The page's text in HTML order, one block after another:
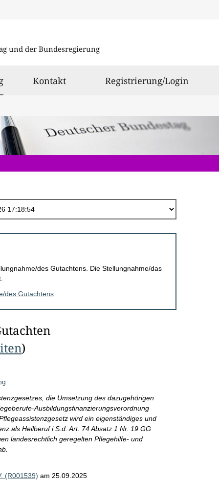
und der Bundesregierung
ausgewählt
Kontakt Registrierung/Login
des Gutachtens. Die Stellungnahme/das
des Gutachtens
)
die Umsetzung des dazugehörigen
Ausbildungsfinanzierungsverordnung
wird ein eigenständiges und
als Heilberuf i.S.d. Art. 74 Absatz 1 Nr. 19 GG
landesrechtlich geregelten Pflegehilfe- und
(R001539) am 25.09.2025